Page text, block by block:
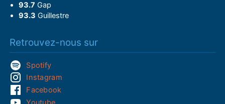
93.7 Gap
93.3 Guillestre
Retrouvez-nous sur
Spotify
Instagram
Facebook